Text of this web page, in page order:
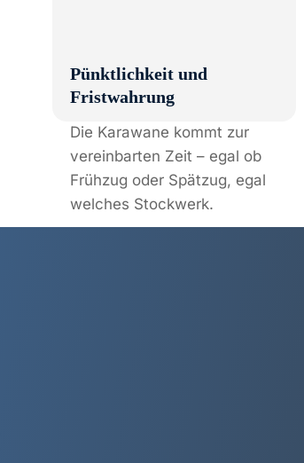
welches Stockwerk.